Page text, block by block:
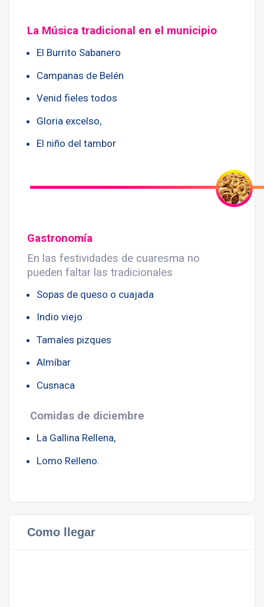
La Música tradicional en el municipio
El Burrito Sabanero
Campanas de Belén
Venid fieles todos
Gloria excelso,
El niño del tambor
Gastronomía
En las festividades de cuaresma no
pueden faltar las tradicionales
Sopas de queso o cuajada
Indio viejo
Tamales pizques
Almíbar
Cusnaca
Comidas de diciembre
La Gallina Rellena,
Lomo Relleno.
Como llegar